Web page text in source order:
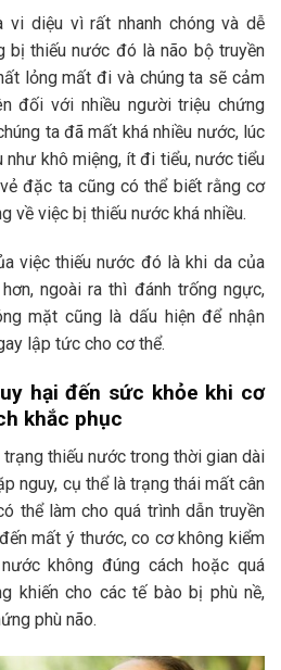
vi diệu vì rất nhanh chóng và dễ
bị thiếu nước đó là não bộ truyền
lỏng mất đi và chúng ta sẽ cảm
đối với nhiều người triệu chứng
ta đã mất khá nhiều nước, lúc
như khô miệng, ít đi tiểu, nước tiểu
đặc ta cũng có thể biết rằng cơ
về việc bị thiếu nước khá nhiều.
việc thiếu nước đó là khi da của
ngoài ra thì đánh trống ngực,
mặt cũng là dấu hiện để nhận
lập tức cho cơ thể.
hại đến sức khỏe khi cơ
khắc phục
thiếu nước trong thời gian dài
nguy, cụ thể là trạng thái mất cân
thể làm cho quá trình dẫn truyền
mất ý thước, co cơ không kiểm
không đúng cách hoặc quá
khiến cho các tế bào bị phù nề,
phù não.